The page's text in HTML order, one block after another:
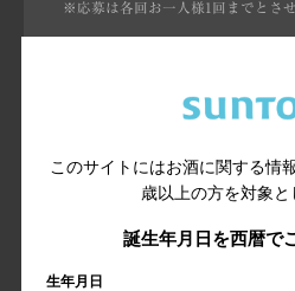
※応募は各回お一人様1回までとさ
応募ページが表示しにくくな
その場合、しばらく経ってか
このサイトにはお酒に関する情
歳以上の方を対象と
誕生年月日を西暦で
生年月日